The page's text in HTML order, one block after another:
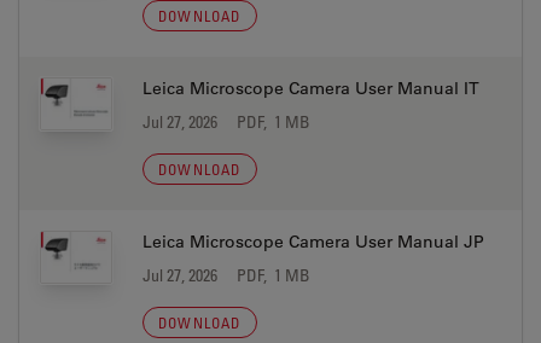
DOWNLOAD
Leica Microscope Camera User Manual IT
Jul 27, 2026 PDF, 1 MB
DOWNLOAD
Leica Microscope Camera User Manual JP
Jul 27, 2026 PDF, 1 MB
DOWNLOAD